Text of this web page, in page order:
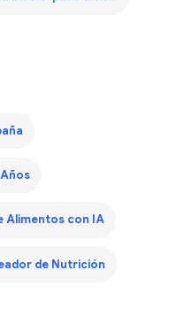
Alimentos con IA
de Nutrición